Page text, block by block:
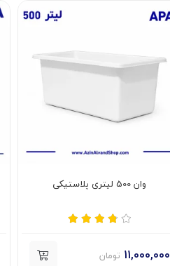
وان 500 لیتری پلاستیکی
11,000,000 تومان